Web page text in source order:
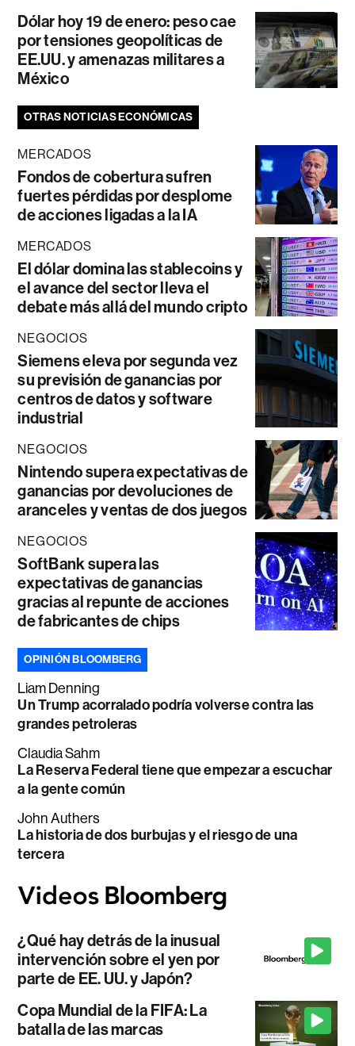
Dólar hoy 19 de enero: peso cae
por tensiones geopolíticas de
EE.UU. y amenazas militares a
México
OTRAS NOTICIAS ECONÓMICAS
MERCADOS
Fondos de cobertura sufren
fuertes pérdidas por desplome
de acciones ligadas a la IA
MERCADOS
El dólar domina las stablecoins y
el avance del sector lleva el
debate más allá del mundo cripto
NEGOCIOS
Siemens eleva por segunda vez
su previsión de ganancias por
centros de datos y software
industrial
NEGOCIOS
Nintendo supera expectativas de
ganancias por devoluciones de
aranceles y ventas de dos juegos
NEGOCIOS
SoftBank supera las
expectativas de ganancias
gracias al repunte de acciones
de fabricantes de chips
OPINIÓN BLOOMBERG
Liam Denning
Un Trump acorralado podría volverse contra las
grandes petroleras
Claudia Sahm
La Reserva Federal tiene que empezar a escuchar
a la gente común
John Authers
La historia de dos burbujas y el riesgo de una
tercera
¿Qué hay detrás de la inusual
intervención sobre el yen por
parte de EE. UU. y Japón?
Copa Mundial de la FIFA: La
batalla de las marcas